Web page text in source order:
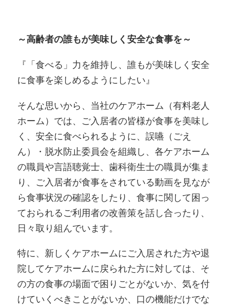
～高齢者の誰もが美味しく安全な食事を～
『「食べる」力を維持し、誰もが美味しく安全
に食事を楽しめるようにしたい』
そんな思いから、当社のケアホーム（有料老人
ホーム）では、ご入居者の皆様が食事を美味し
く、安全に食べられるように、誤嚥（ごえ
ん）・脱水防止委員会を組織し、各ケアホーム
の職員や言語聴覚士、歯科衛生士の職員が集ま
り、ご入居者が食事をされている動画を見なが
ら食事状況の確認をしたり、食事に関して困っ
ておられるご利用者の改善策を話し合ったり、
日々取り組んでいます。
特に、新しくケアホームにご入居された方や退
院してケアホームに戻られた方に対しては、そ
の方の食事の場面で困りごとがないか、気を付
けていくべきことがないか、口の機能だけでな